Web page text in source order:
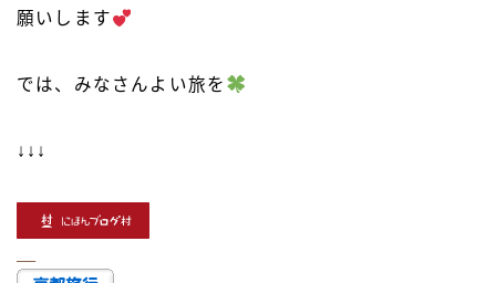
願いします
では、みなさんよい旅を
↓↓↓